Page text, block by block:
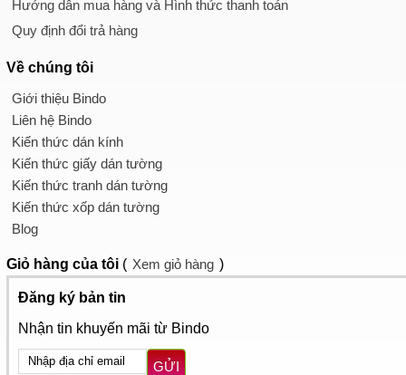
Hướng dẫn mua hàng và Hình thức thanh toán
Quy định đổi trả hàng
Về chúng tôi
Giới thiệu Bindo
Liên hệ Bindo
Kiến thức dán kính
Kiến thức giấy dán tường
Kiến thức tranh dán tường
Kiến thức xốp dán tường
Blog
Giỏ hàng của tôi ( Xem giỏ hàng )
Đăng ký bản tin
Nhận tin khuyến mãi từ Bindo
GỬI